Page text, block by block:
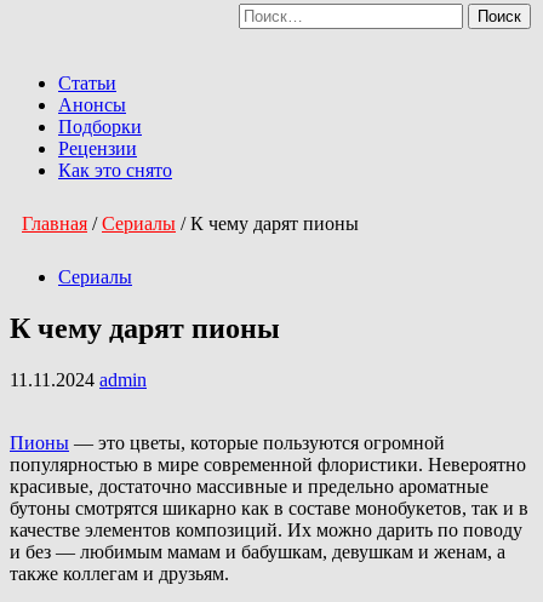
Статьи
Анонсы
Подборки
Рецензии
Как это снято
Найти:
Главная /Сериалы /К чему дарят пионы
Сериалы
К чему дарят пионы
11.11.2024 admin
Пионы — это цветы, которые пользуются огромной
популярностью в мире современной флористики. Невероятно
красивые, достаточно массивные и предельно ароматные
бутоны смотрятся шикарно как в составе монобукетов, так и в
качестве элементов композиций. Их можно дарить по поводу
и без — любимым мамам и бабушкам, девушкам и женам, а
также коллегам и друзьям.